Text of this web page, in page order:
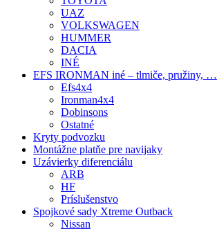
UAZ
VOLKSWAGEN
HUMMER
DACIA
INÉ
EFS IRONMAN iné – tlmiče, pružiny, …
Efs4x4
Ironman4x4
Dobinsons
Ostatné
Kryty podvozku
Montážne platňe pre navijaky
Uzávierky diferenciálu
ARB
HF
Príslušenstvo
Spojkové sady Xtreme Outback
Nissan